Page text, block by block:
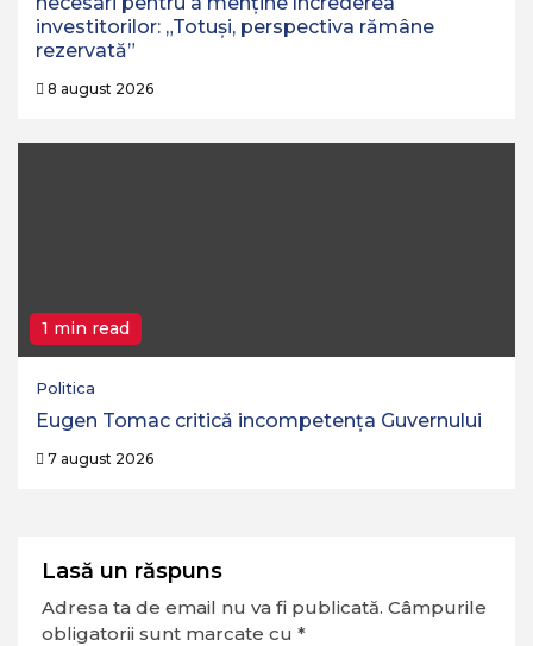
investitorilor: „Totuși, perspectiva rămâne
rezervată”
8 august 2026
1 min read
Politica
Eugen Tomac critică incompetența Guvernului
7 august 2026
Lasă un răspuns
Adresa ta de email nu va fi publicată. Câmpurile
obligatorii sunt marcate cu *